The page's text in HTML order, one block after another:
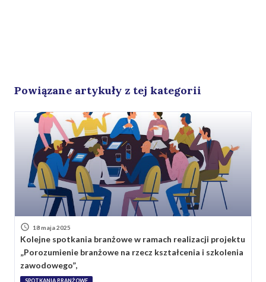
Powiązane artykuły z tej kategorii
18 maja 2025
Kolejne spotkania branżowe w ramach realizacji projektu
„Porozumienie branżowe na rzecz kształcenia i szkolenia
zawodowego”,